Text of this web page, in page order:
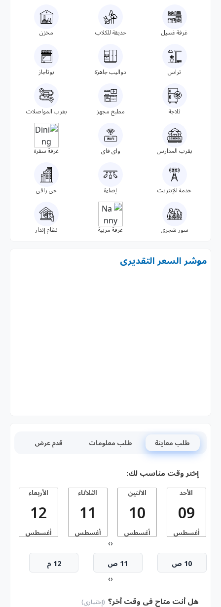
غرفة غسيل حديقة للكلاب مخزن
تراس دواليب جاهزة بوتاجاز
ثلاجة مطبخ مجهز بقرب المواصلات
بقرب المدارس واى فاى غرفة سفرة
خدمة الإنترنت إضاءة حى راقى
سور شجرى غرفة مربية نظام إنذار
موشر السعر التقديرى
طلب معاينة طلب معلومات قدم عرض
إختر وقت مناسب لك:
الأحد
09
أغسطس
الاثنين
10
أغسطس
الثلاثاء
11
أغسطس
الأربعاء
12
أغسطس
‹
›
10 ص 11 ص 12 م
‹
›
هل أنت متاح فى وقت أخر؟ (إختيارى)